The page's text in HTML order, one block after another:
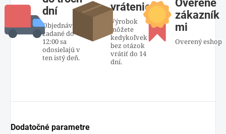
dní
Objednávky
zadané do
12:00 sa
odosielajú v
ten istý deň.
vrátenie
Výrobok
môžete
kedykoľvek
bez otázok
vrátiť do 14
dní.
Overené
zákazník
mi
Overený eshop
Dodatočné parametre